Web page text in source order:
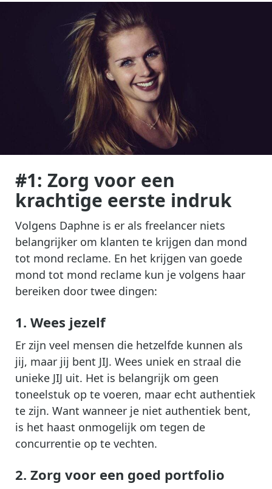
#1: Zorg voor een
krachtige eerste indruk
Volgens Daphne is er als freelancer niets
belangrijker om klanten te krijgen dan mond
tot mond reclame. En het krijgen van goede
mond tot mond reclame kun je volgens haar
bereiken door twee dingen:
1. Wees jezelf
Er zijn veel mensen die hetzelfde kunnen als
jij, maar jij bent JIJ. Wees uniek en straal die
unieke JIJ uit. Het is belangrijk om geen
toneelstuk op te voeren, maar echt authentiek
te zijn. Want wanneer je niet authentiek bent,
is het haast onmogelijk om tegen de
concurrentie op te vechten.
2. Zorg voor een goed portfolio